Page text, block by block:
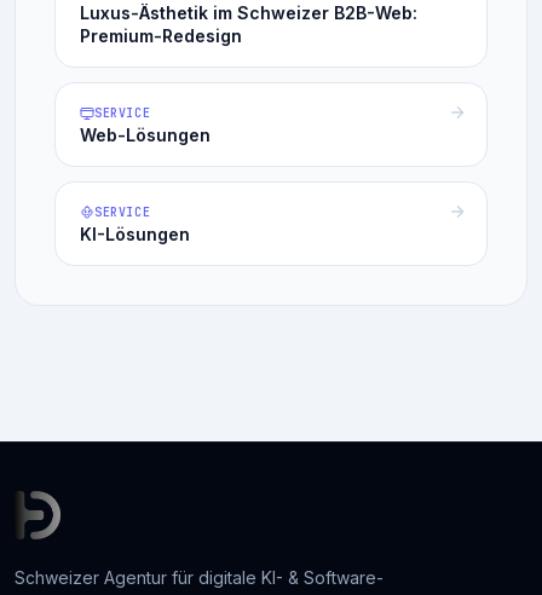
Luxus-Ästhetik im Schweizer B2B-Web:
Premium-Redesign
SERVICE
Web-Lösungen
SERVICE
KI-Lösungen
Schweizer Agentur für digitale KI- & Software-